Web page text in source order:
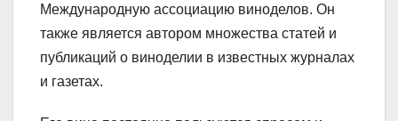
Международную ассоциацию виноделов. Он
также является автором множества статей и
публикаций о виноделии в известных журналах
и газетах.